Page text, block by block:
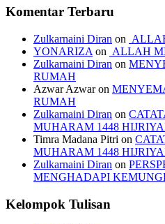
Komentar Terbaru
Zulkarnaini Diran on
YONARIZA on ALLAH
Zulkarnaini Diran on
RUMAH
Azwar Azwaron
RUMAH
Zulkarnaini Diran on
MUHARAM 1448
Timra Madana Pitri on
MUHARAM 1448
Zulkarnaini Diran on
MENGHADAPI
Kelompok Tulisan